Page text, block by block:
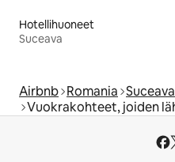
Hotellihuoneet
Suceava
Airbnb Romania Suceava
Vuokrakohteet, joiden